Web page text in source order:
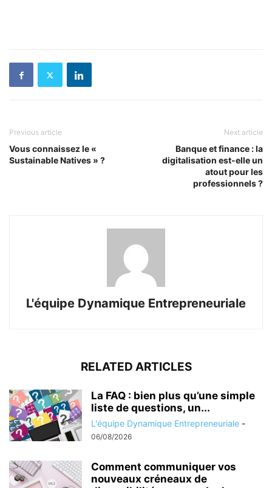
Previous article
Vous connaissez le «
Sustainable Natives » ?
Next article
Banque et finance : la
digitalisation est-elle un
atout pour les
professionnels ?
L'équipe Dynamique Entrepreneuriale
RELATED ARTICLES
La FAQ : bien plus qu’une simple
liste de questions, un...
L'équipe Dynamique Entrepreneuriale -
06/08/2026
Comment communiquer vos
nouveaux créneaux de